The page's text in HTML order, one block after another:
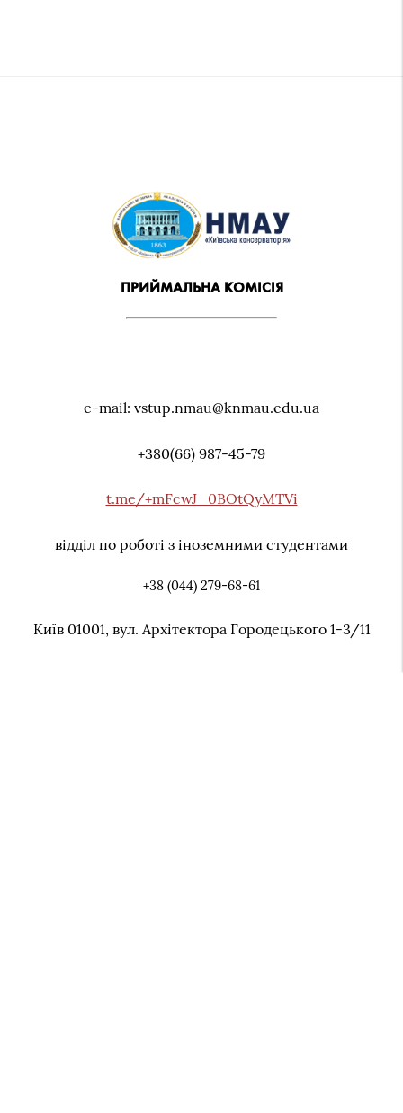
ПРИЙМАЛЬНА КОМІСІЯ
e-mail: vstup.nmau@knmau.edu.ua
+380(66) 987-45-79
t.me/+mFcwJ_0BOtQyMTVi
відділ по роботі з іноземними студентами
+38 (044) 279-68-61
Київ 01001, вул. Архiтектора Городецького 1-3/11